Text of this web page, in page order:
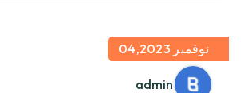
admin
نوفمبر 04,2023